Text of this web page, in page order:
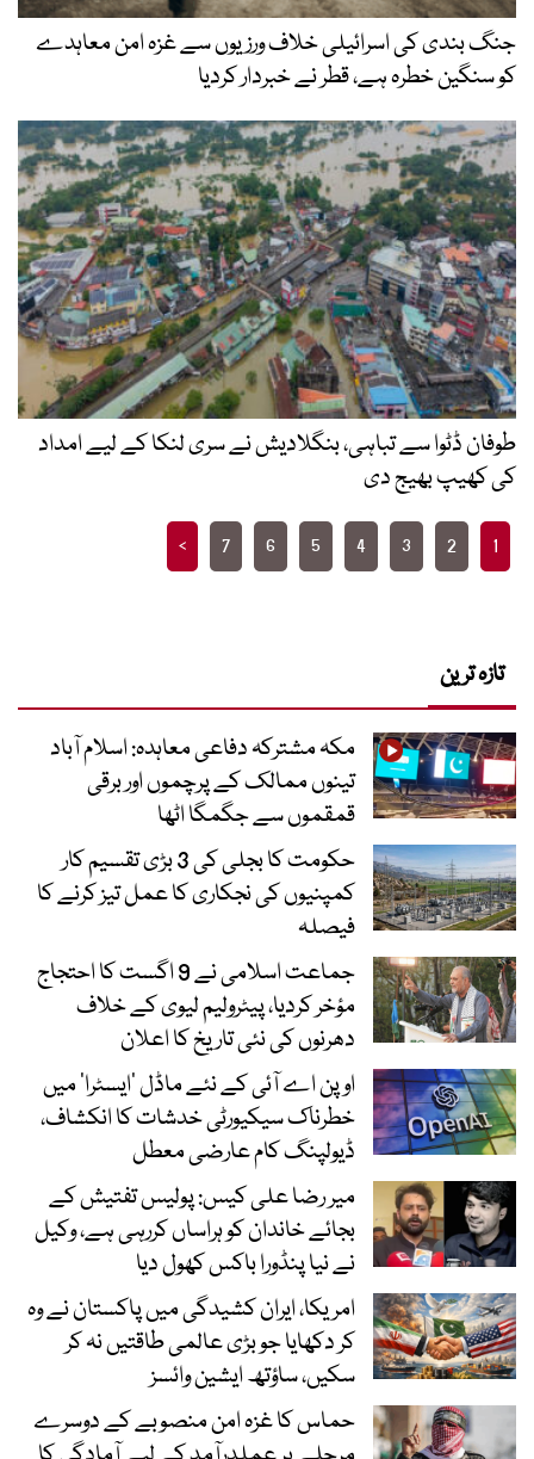
جنگ بندی کی اسرائیلی خلاف ورزیوں سے غزہ امن معاہدے
کو سنگین خطرہ ہے، قطر نے خبردار کردیا
طوفان ڈٹوا سے تباہی، بنگلادیش نے سری لنکا کے لیے امداد
کی کھیپ بھیج دی
Posts
pagination
1
2
3
4
5
6
7
>
تازہ ترین
مکہ مشترکہ دفاعی معاہدہ: اسلام آباد
تینوں ممالک کے پرچموں اور برقی
قمقموں سے جگمگا اٹھا
حکومت کا بجلی کی 3 بڑی تقسیم کار
کمپنیوں کی نجکاری کا عمل تیز کرنے کا
فیصلہ
جماعت اسلامی نے 9 اگست کا احتجاج
مؤخر کردیا، پیٹرولیم لیوی کے خلاف
دھرنوں کی نئی تاریخ کا اعلان
اوپن اے آئی کے نئے ماڈل ’ایسٹرا‘ میں
خطرناک سیکیورٹی خدشات کا انکشاف،
ڈیولپنگ کام عارضی معطل
میر رضا علی کیس: پولیس تفتیش کے
بجائے خاندان کو ہراساں کررہی ہے، وکیل
نے نیا پنڈورا باکس کھول دیا
امریکا، ایران کشیدگی میں پاکستان نے وہ
کر دکھایا جو بڑی عالمی طاقتیں نہ کر
سکیں، ساؤتھ ایشین وائسز
حماس کا غزہ امن منصوبے کے دوسرے